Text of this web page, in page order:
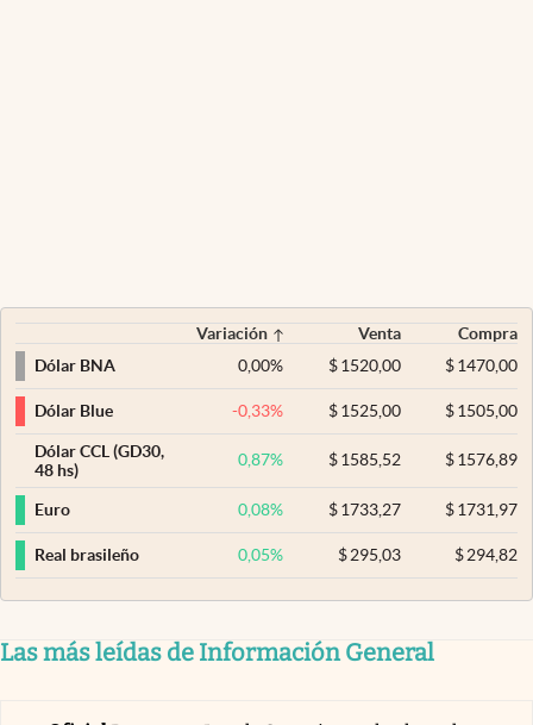
Variación Venta
Compra
Dólar BNA
0,00% $ 1520,00 $1470,00
Dólar Blue -0,33% $ 1525,00 $1505,00
Dólar CCL (GD30,
48 hs)
0,87% $ 1585,52 $1576,89
Euro 0,08% $ 1733,27 $1731,97
Real brasileño 0,05% $ 295,03 $294,82
Las más leídas de Información General